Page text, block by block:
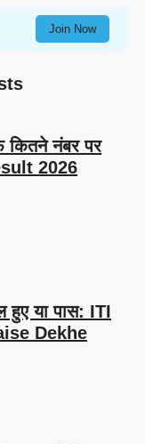
Join Now
नंबर पर
2026
या पास: ITI
Dekhe